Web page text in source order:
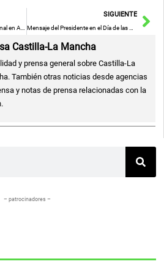
Los museos del Gobierno regional en Albacete superan las 13.000 visitas en 2026
SIGUIENTE
Mensaje del Presidente en el Día de las Fuerzas Armadas
Castilla-La Mancha
y prensa general sobre Castilla-La
También otras noticias desde agencias
y notas de prensa relacionadas con la
– patrocinadores –